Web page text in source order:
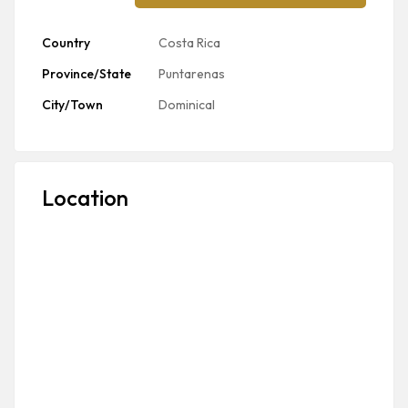
Country
Costa Rica
Province/State
Puntarenas
City/Town
Dominical
Location